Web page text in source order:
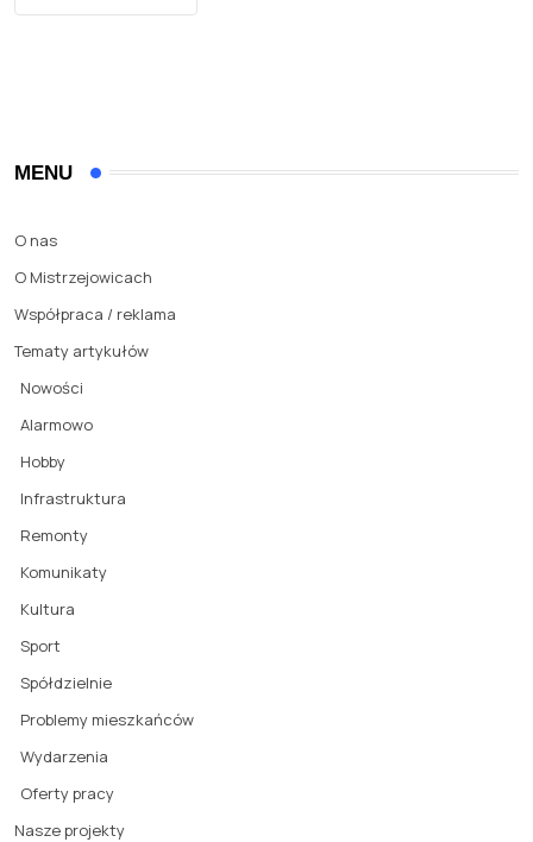
MENU
O nas
O Mistrzejowicach
Współpraca / reklama
Tematy artykułów
Nowości
Alarmowo
Hobby
Infrastruktura
Remonty
Komunikaty
Kultura
Sport
Spółdzielnie
Problemy mieszkańców
Wydarzenia
Oferty pracy
Nasze projekty